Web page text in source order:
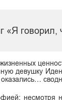
«Я
девушку
несмотря